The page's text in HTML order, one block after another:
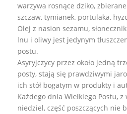
warzywa rosnące dziko,
szczaw, tymianek, portulaka,
Olej z nasion sezamu,
lnu i oliwy jest jedynym
postu.
Asyryjczycy przez około jedną
posty, stają się prawdziwymi
ich stół bogatym w produkty i
Każdego dnia Wielkiego Postu,
niedziel, część poszczących nie